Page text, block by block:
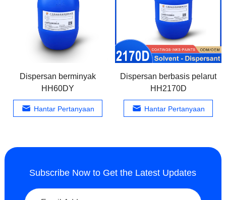
Dispersan berminyak
HH60DY
Hantar Pertanyaan
Dispersan berbasis pelarut
HH2170D
Hantar Pertanyaan
Subscribe Now to Get the Latest Updates